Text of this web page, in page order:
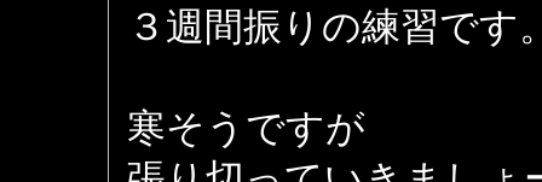
３週間振りの練習です
寒そうですが